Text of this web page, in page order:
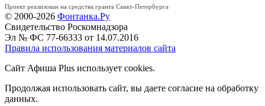
Проект реализован на средства гранта Санкт-Петербурга
© 2000-2026 Фонтанка.Ру
Свидетельство Роскомнадзора
Эл № ФС 77-66333 от 14.07.2016
Правила использования материалов сайта
Сайт Афиша Plus использует cookies.
Продолжая использовать сайт, вы даете согласие на обработку
данных.